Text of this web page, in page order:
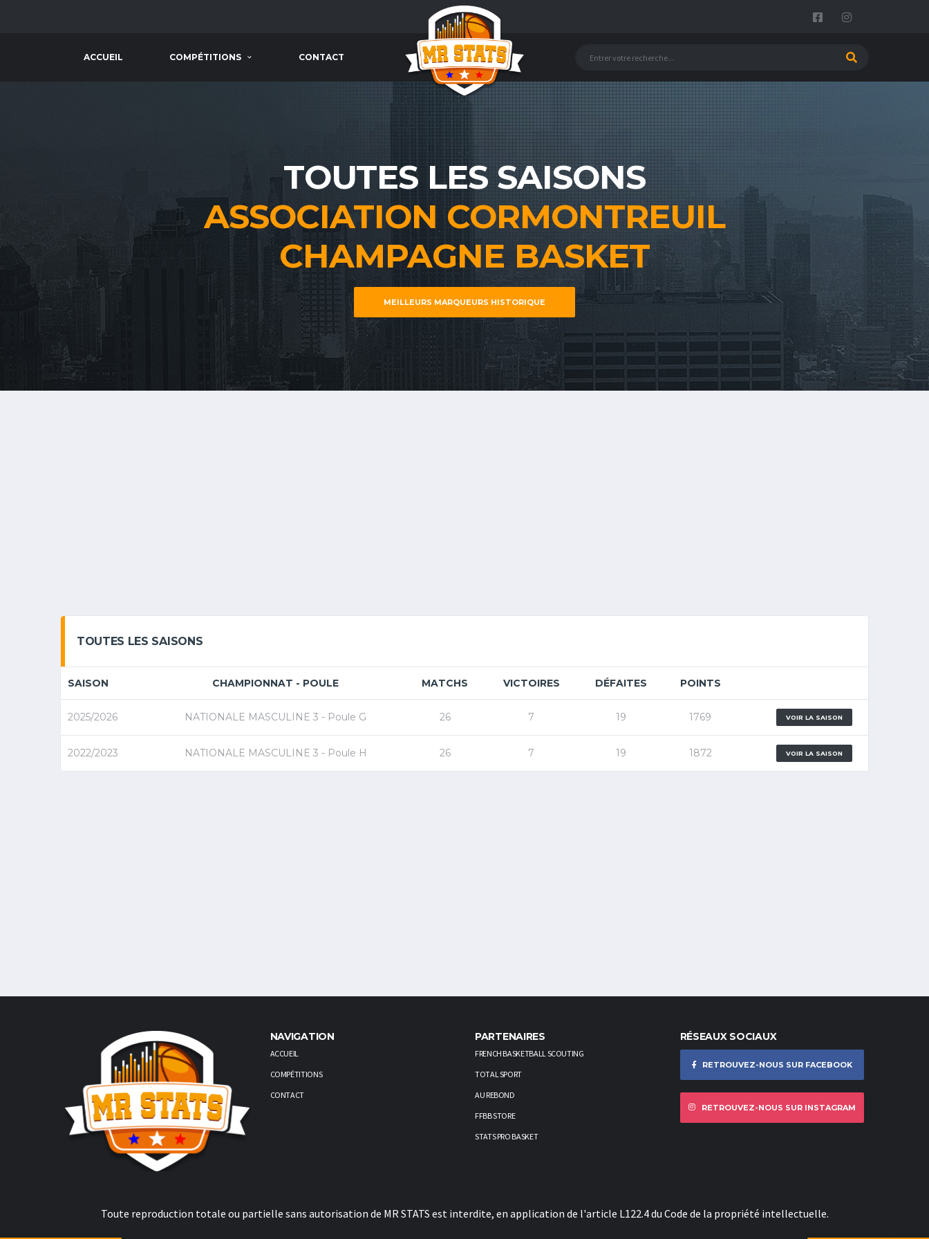
ACCUEIL COMPÉTITIONS CONTACT
TOUTES LES SAISONS
ASSOCIATION CORMONTREUIL
CHAMPAGNE BASKET
MEILLEURS MARQUEURS HISTORIQUE
TOUTES LES SAISONS
SAISON CHAMPIONNAT - POULE MATCHS VICTOIRES DÉFAITES POINTS
2025/2026 NATIONALE MASCULINE 3 - Poule G 26 7 19 1769 VOIR LA SAISON
2022/2023 NATIONALE MASCULINE 3 - Poule H 26 7 19 1872 VOIR LA SAISON
NAVIGATION
ACCUEIL
COMPÉTITIONS
CONTACT
PARTENAIRES
FRENCH BASKETBALL SCOUTING
TOTAL SPORT
AU REBOND
FFBB STORE
STATS PRO BASKET
RÉSEAUX SOCIAUX
RETROUVEZ-NOUS SUR FACEBOOK
RETROUVEZ-NOUS SUR INSTAGRAM
Toute reproduction totale ou partielle sans autorisation de MR STATS est interdite, en application de l'article L122.4 du Code de la propriété intellectuelle.